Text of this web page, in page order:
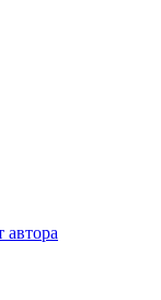
автора